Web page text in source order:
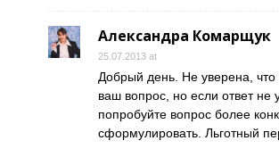
Александра Комарщук
25.07.2013 at
Добрый день. Не уверена, что
ваш вопрос, но если ответ не
попробуйте вопрос более
сформулировать. Льготный